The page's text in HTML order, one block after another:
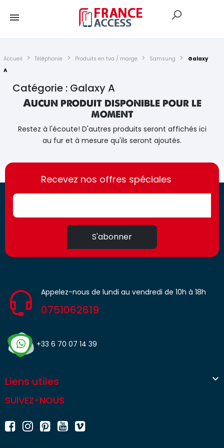
Accueil Téléphonie Produits en tva / marge Samsung
Galaxy
A
Catégorie : Galaxy A
Aucun produit disponible pour le
moment
Restez à l'écoute! D'autres produits seront affichés ici
au fur et à mesure qu'ils seront ajoutés.
https://france-
access.fr
https://france-
access.fr
Recevez nos offres spéciales
S'abonner
Appelez-nous de lundi au vendredi de 10h à 18h
0751062619
+33 6 70 07 14 39
Liens utiles 
SUIVEZ-NOUS